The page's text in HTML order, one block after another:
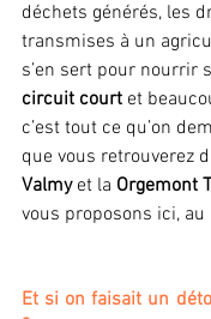
déchets générés, les
transmises à un
s’en sert pour nourrir
circuit court et
c’est tout ce qu’on
que vous retrouverez
Valmy et la Orgemont
vous proposons ici, au
Et si on faisait un